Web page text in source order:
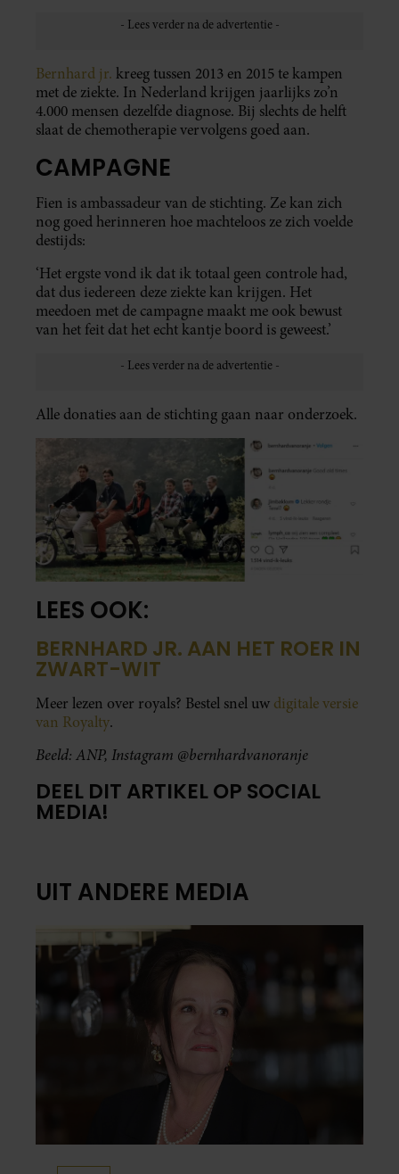
Bernhard jr. kreeg tussen 2013 en 2015 te kampen
met de ziekte. In Nederland krijgen jaarlijks zo’n
4.000 mensen dezelfde diagnose. Bij slechts de helft
slaat de chemotherapie vervolgens goed aan.
CAMPAGNE
Fien is ambassadeur van de stichting. Ze kan zich
nog goed herinneren hoe machteloos ze zich voelde
destijds:
‘Het ergste vond ik dat ik totaal geen controle had,
dat dus iedereen deze ziekte kan krijgen. Het
meedoen met de campagne maakt me ook bewust
van het feit dat het echt kantje boord is geweest.’
Alle donaties aan de stichting gaan naar onderzoek.
LEES OOK:
BERNHARD JR. AAN HET ROER IN
ZWART-WIT
Meer lezen over royals? Bestel snel uw digitale versie
van Royalty.
Beeld: ANP, Instagram @bernhardvanoranje
DEEL DIT ARTIKEL OP SOCIAL
MEDIA!
UIT ANDERE MEDIA